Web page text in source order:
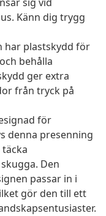
Känn dig trygg
har plastskydd för
behålla
ger extra
från tryck på
för
denna presenning
Den
passar in i
gör den till ett